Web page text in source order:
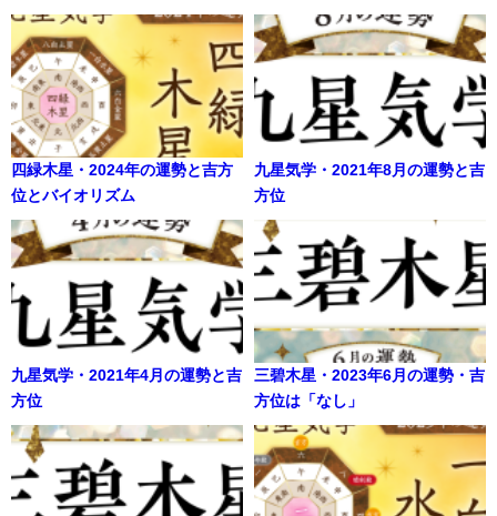
四緑木星・2024年の運勢と吉方
位とバイオリズム
九星気学・2021年8月の運勢と吉
方位
九星気学・2021年4月の運勢と吉
方位
三碧木星・2023年6月の運勢・吉
方位は「なし」